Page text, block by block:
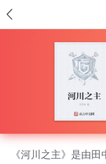
《河川之主》是由